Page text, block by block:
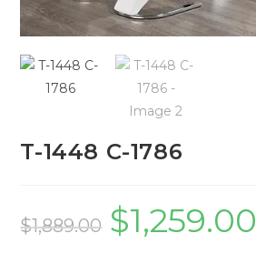
T-1448 C-1786
$1,889.00 $1,259.00